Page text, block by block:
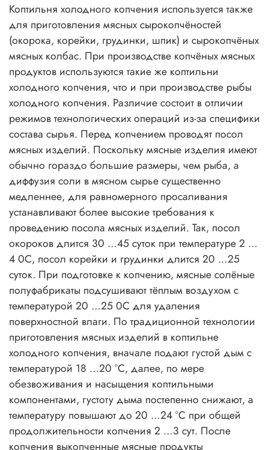
Коптильня холодного копчения используется также
для приготовления мясных сырокопчёностей
(окорока, корейки, грудинки, шпик) и сырокопчёных
мясных колбас. При производстве копчёных мясных
продуктов используются такие же коптильни
холодного копчения, что и при производстве рыбы
холодного копчения. Различие состоит в отличии
режимов технологических операций из-за специфики
состава сырья. Перед копчением проводят посол
мясных изделий. Поскольку мясные изделия имеют
обычно гораздо большие размеры, чем рыба, а
диффузия соли в мясном сырье существенно
медленнее, для равномерного просаливания
устанавливают более высокие требования к
проведению посола мясных изделий. Так, посол
окороков длится 30 …45 суток при температуре 2 …
4 0С, посол корейки и грудинки длится 20 …25
суток. При подготовке к копчению, мясные солёные
полуфабрикаты подсушивают тёплым воздухом с
температурой 20 …25 0С для удаления
поверхностной влаги. По традиционной технологии
приготовления мясных изделий в коптильне
холодного копчения, вначале подают густой дым с
температурой 18 …20 °С, далее, по мере
обезвоживания и насыщения коптильными
компонентами, густоту дыма постепенно снижают, а
температуру повышают до 20 …24 °С при общей
продолжительности копчения 2 …3 сут. После
копчения выкопченные мясные продукты